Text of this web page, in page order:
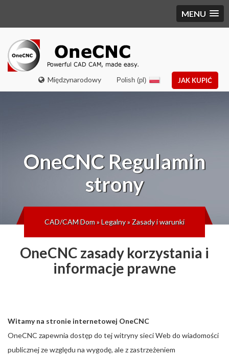
MENU
Międzynarodowy JAK KUPIĆ
Polish (pl)
OneCNCRegulamin
strony
CAD/CAM Dom»Legalny» Zasady i warunki
OneCNC zasady korzystania i
informacje prawne
Witamy na stronie internetowej OneCNC
OneCNC zapewnia dostęp do tej witryny sieci Web do wiadomości
publicznej ze względu na wygodę, ale z zastrzeżeniem